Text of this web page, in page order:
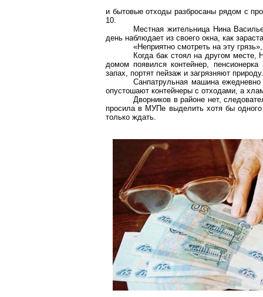
и бытовые отходы разбросаны рядом с
10.
Местная жительница Нина
день наблюдает из своего окна, как
«Неприятно смотреть на эту
Когда бак стоял на другом
домом появился контейнер,
запах, портят пейзаж и загрязняют природу.
Санпатрульная машина ежедневно
опустошают контейнеры с отходами, а
Дворников в районе нет,
просила в МУПе выделить хотя бы
только ждать.